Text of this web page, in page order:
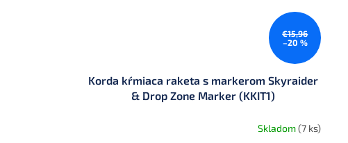
€15,96
–20 %
Korda kŕmiaca raketa s markerom Skyraider
& Drop Zone Marker (KKIT1)
Skladom(7 ks)